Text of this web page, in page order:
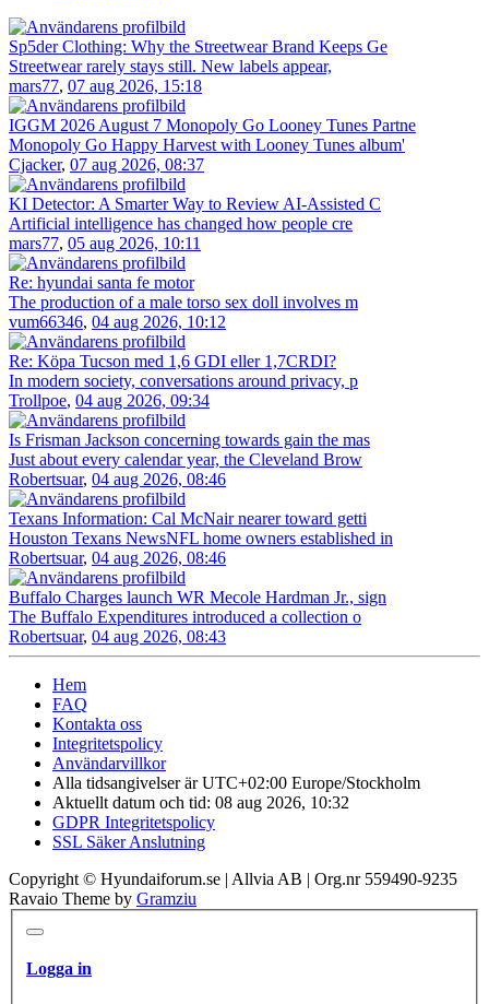
Sp5der Clothing: Why the Streetwear Brand Keeps Ge
Streetwear rarely stays still. New labels appear,
mars77, 07 aug 2026, 15:18
IGGM 2026 August 7 Monopoly Go Looney Tunes Partne
Monopoly Go Happy Harvest with Looney Tunes album'
Cjacker, 07 aug 2026, 08:37
KI Detector: A Smarter Way to Review AI-Assisted C
Artificial intelligence has changed how people cre
mars77, 05 aug 2026, 10:11
Re: hyundai santa fe motor
The production of a male torso sex doll involves m
vum66346, 04 aug 2026, 10:12
Re: Köpa Tucson med 1,6 GDI eller 1,7CRDI?
In modern society, conversations around privacy, p
Trollpoe, 04 aug 2026, 09:34
Is Frisman Jackson concerning towards gain the mas
Just about every calendar year, the Cleveland Brow
Robertsuar, 04 aug 2026, 08:46
Texans Information: Cal McNair nearer toward getti
Houston Texans NewsNFL home owners established in
Robertsuar, 04 aug 2026, 08:46
Buffalo Charges launch WR Mecole Hardman Jr., sign
The Buffalo Expenditures introduced a collection o
Robertsuar, 04 aug 2026, 08:43
Hem
FAQ
Kontakta oss
Integritetspolicy
Användarvillkor
Alla tidsangivelser är UTC+02:00 Europe/Stockholm
Aktuellt datum och tid: 08 aug 2026, 10:32
GDPR Integritetspolicy
SSL Säker Anslutning
Copyright © Hyundaiforum.se | Allvia AB | Org.nr 559490-9235
Ravaio Theme by Gramziu
Logga in